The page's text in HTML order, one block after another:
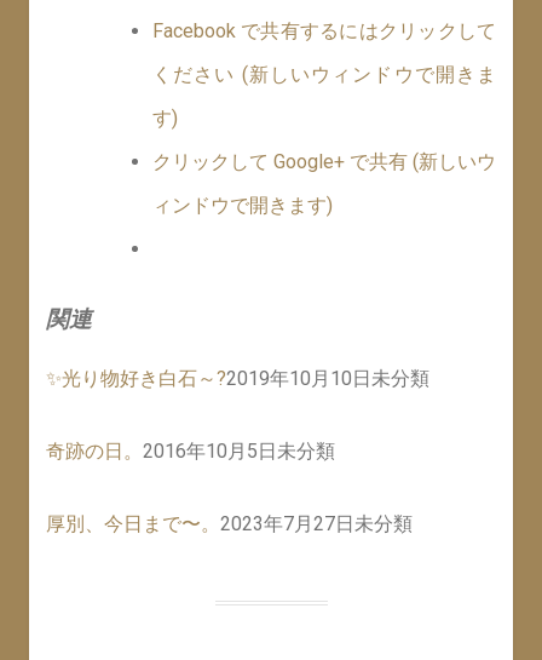
Facebook で共有するにはクリックして
ください (新しいウィンドウで開きま
す)
クリックして Google+ で共有 (新しいウ
ィンドウで開きます)
関連
✨光り物好き白石～?2019年10月10日 未分類
奇跡の日。 2016年10月5日 未分類
厚別、今日まで〜。 2023年7月27日 未分類